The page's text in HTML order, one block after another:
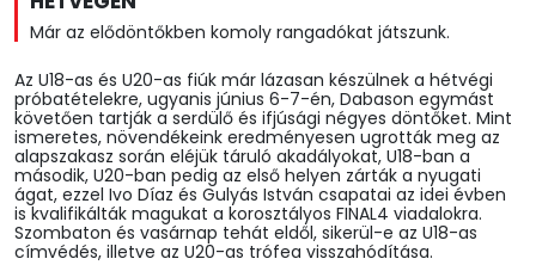
Már az elődöntőkben komoly rangadókat játszunk.
Az U18-as és U20-as fiúk már lázasan készülnek a hétvégi
próbatételekre, ugyanis június 6-7-én, Dabason egymást
követően tartják a serdülő és ifjúsági négyes döntőket. Mint
ismeretes, növendékeink eredményesen ugrották meg az
alapszakasz során eléjük táruló akadályokat, U18-ban a
második, U20-ban pedig az első helyen zárták a nyugati
ágat, ezzel Ivo Díaz és Gulyás István csapatai az idei évben
is kvalifikálták magukat a korosztályos FINAL4 viadalokra.
Szombaton és vasárnap tehát eldől, sikerül-e az U18-as
címvédés, illetve az U20-as trófea visszahódítása.